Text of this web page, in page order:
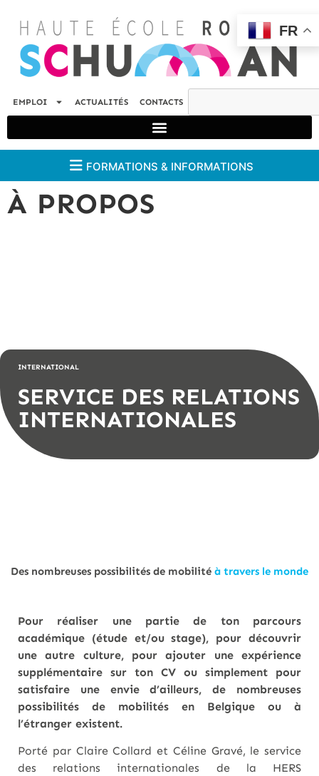
EMPLOI ACTUALITÉS CONTACTS
FORMATIONS & INFORMATIONS
À PROPOS
INTERNATIONAL
SERVICE DES RELATIONS
INTERNATIONALES
Des nombreuses possibilités de mobilité à travers le monde
Pour réaliser une partie de ton parcours
académique (étude et/ou stage), pour découvrir
une autre culture, pour ajouter une expérience
supplémentaire sur ton CV ou simplement pour
satisfaire une envie d’ailleurs, de nombreuses
possibilités de mobilités en Belgique ou à
l’étranger existent.
Porté par Claire Collard et Céline Gravé, le service
des relations internationales de la HERS
FR